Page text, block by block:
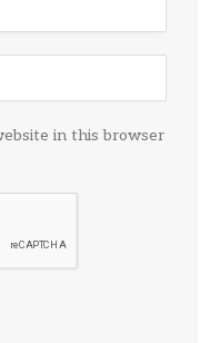
in this browser